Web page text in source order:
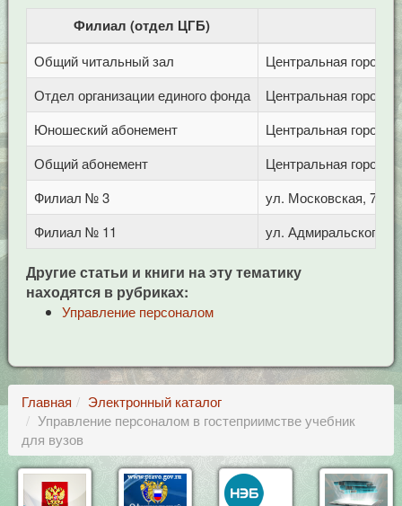
Филиал (отдел ЦГБ)
Общий читальный зал
Центральная
Отдел организации единого фонда
Центральная
Юношеский абонемент
Центральная
Общий абонемент
Центральная
Филиал № 3
ул. Московская, 72/1
Филиал № 11
ул. Адмиральского, 8
Другие статьи и книги на эту тематику
находятся в рубриках:
Управление персоналом
Главная
Электронный каталог
Управление персоналом в гостеприимстве учебник
для вузов